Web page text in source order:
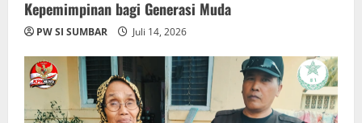
Kepemimpinan bagi Generasi Muda
PW SI SUMBAR Juli 14, 2026